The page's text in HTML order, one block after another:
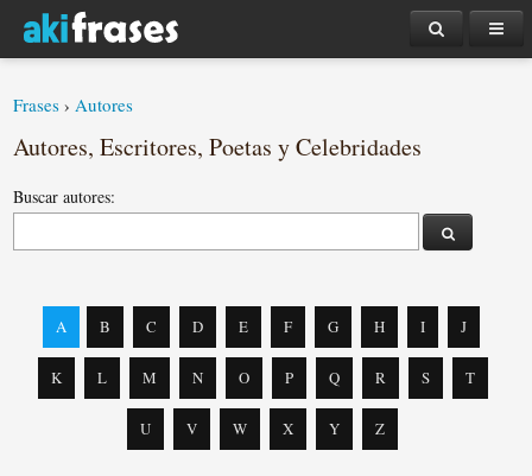
Frases ›Autores
Autores, Escritores, Poetas y Celebridades
Buscar autores:
A B C D E F G H I J
K L M N O P Q R S T
U V W X Y Z